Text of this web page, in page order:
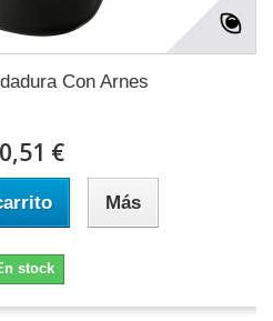
Con Arnes
€
Más
stock